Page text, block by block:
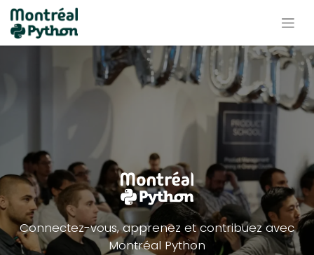
Connectez-vous, apprenez et contribuez avec
Montréal Python